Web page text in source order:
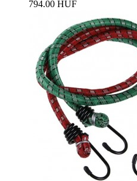
794.00 HUF